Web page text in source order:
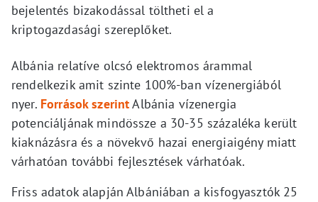
bejelentés bizakodással töltheti el a
kriptogazdasági szereplőket.
Albánia relatíve olcsó elektromos árammal
rendelkezik amit szinte 100%-ban vízenergiából
nyer. Források szerintAlbánia vízenergia
potenciáljának mindössze a 30-35 százaléka került
kiaknázásra és a növekvő hazai energiaigény miatt
várhatóan további fejlesztések várhatóak.
Friss adatok alapján Albániában a kisfogyasztók 25